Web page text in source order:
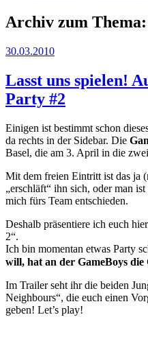
Archiv zum Thema:
30.03.2010
Lasst uns spielen!
Party #2
Einigen ist bestimmt schon
da rechts in der Sidebar. Die
Basel, die am 3. April in die
Mit dem freien Eintritt ist das ja
„erschläft“ ihn sich, oder man
mich fürs Team entschieden.
Deshalb präsentiere ich euch
2“.
Ich bin momentan etwas Party
will, hat an der GameBoys die
Im Trailer seht ihr die beiden
Neighbours“, die euch einen
geben! Let’s play!